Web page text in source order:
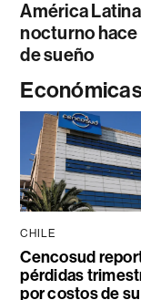
América
nocturno hace
de sueño
CHILE
Cencosud
pérdidas
por costos de